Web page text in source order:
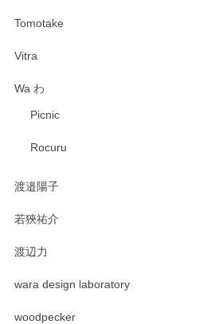
Tomotake
Vitra
Wa わ
Picnic
Rocuru
渡邉陽子
若狹祐介
渡辺力
wara design laboratory
woodpecker